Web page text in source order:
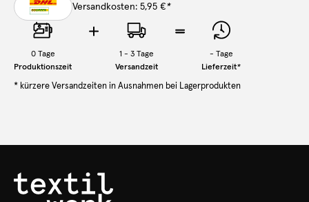
Versandkosten: 5,95 €*
0Tage
Produktionszeit
1 - 3 Tage
Versandzeit
- Tage
Lieferzeit*
* kürzere Versandzeiten in Ausnahmen bei Lagerprodukten